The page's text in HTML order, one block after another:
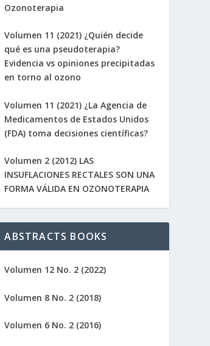
Ozonoterapia
Volumen 11 (2021) ¿Quién decide
qué es una pseudoterapia?
Evidencia vs opiniones precipitadas
en torno al ozono
Volumen 11 (2021) ¿La Agencia de
Medicamentos de Estados Unidos
(FDA) toma decisiones científicas?
Volumen 2 (2012) LAS
INSUFLACIONES RECTALES SON UNA
FORMA VÁLIDA EN OZONOTERAPIA
ABSTRACTS BOOKS
Volumen 12 No. 2 (2022)
Volumen 8 No. 2 (2018)
Volumen 6 No. 2 (2016)